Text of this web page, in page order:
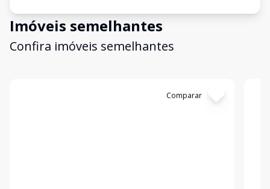
Imóveis semelhantes
Confira imóveis semelhantes
Comparar